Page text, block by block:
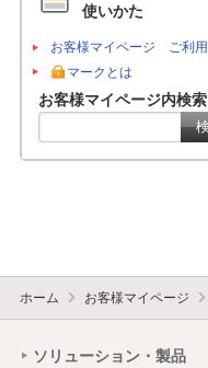
使いかた
お客様マイページ ご利
マークとは
お客様マイページ内検索
ホーム お客様マイページ
ソリューション・製品